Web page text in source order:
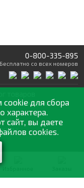
0-800-335-895
Бесплатно со всех номеров
и рекомендации
для сбора
характера.
сайт, вы даете
cookies.